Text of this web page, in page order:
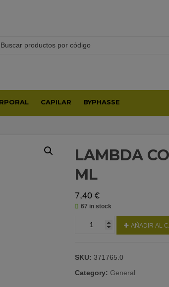
CAPILAR BYPHASSE
LAMBDA
ML
7,40€
67 in stock
CONTROL
50
ML
AÑADIR AL
SKU: 371765.0
Category: General